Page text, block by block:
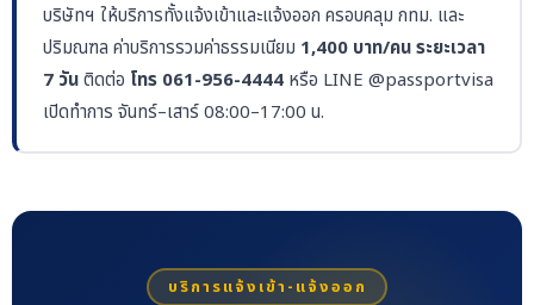
บริษัทฯ ให้บริการทั้งแจ้งเข้าและแจ้งออก ครอบคลุม กทม. และ
ปริมณฑล ค่าบริการรวมค่าธรรมเนียม 1,400 บาท/คน ระยะเวลา
7 วันติดต่อ โทร 061-956-4444 หรือ LINE @passportvisa
เปิดทำการ จันทร์–เสาร์ 08:00–17:00 น.
บริการแจ้งเข้า-แจ้งออก